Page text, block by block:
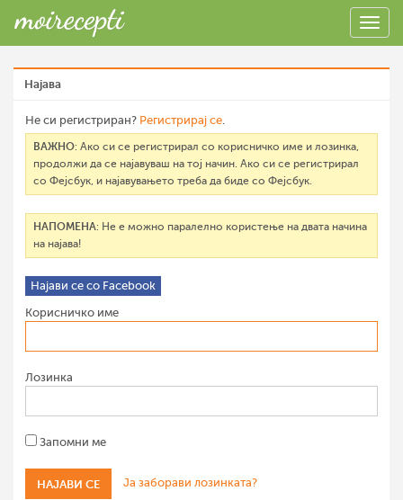
Најава
Не си регистриран? Регистрирај се.
ВАЖНО: Ако си се регистрирал со корисничко име и лозинка,
продолжи да се најавуваш на тој начин. Ако си се регистрирал
со Фејсбук, и најавувањето треба да биде со Фејсбук.
НАПОМЕНА: Не е можно паралелно користење на двата начина
на најава!
Најави се со Facebook
Корисничко име
Лозинка
Запомни ме
Ја заборави лозинката?